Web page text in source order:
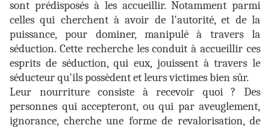
sont prédisposés à les accueillir. Notamment parmi
celles qui cherchent à avoir de l'autorité, et de la
puissance, pour dominer, manipulé à travers la
séduction. Cette recherche les conduit à accueillir ces
esprits de séduction, qui eux, jouissent à travers le
séducteur qu'ils possèdent et leurs victimes bien sûr.
Leur nourriture consiste à recevoir quoi ? Des
personnes qui accepteront, ou qui par aveuglement,
ignorance, cherche une forme de revalorisation, de